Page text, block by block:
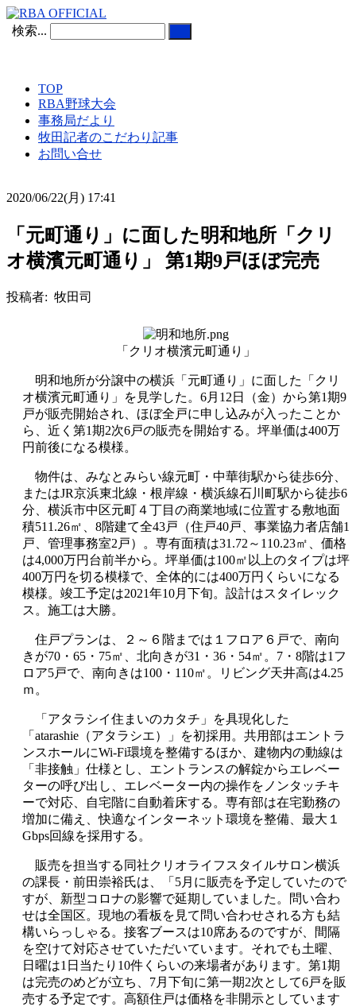
検索...
TOP
RBA野球大会
事務局だより
牧田記者のこだわり記事
お問い合せ
2020/06/22(月) 17:41
「元町通り」に面した明和地所「クリ
オ横濱元町通り」 第1期9戸ほぼ完売
投稿者: 牧田司
「クリオ横濱元町通り」
明和地所が分譲中の横浜「元町通り」に面した「クリ
オ横濱元町通り」を見学した。6月12日（金）から第1期9
戸が販売開始され、ほぼ全戸に申し込みが入ったことか
ら、近く第1期2次6戸の販売を開始する。坪単価は400万
円前後になる模様。
物件は、みなとみらい線元町・中華街駅から徒歩6分、
またはJR京浜東北線・根岸線・横浜線石川町駅から徒歩6
分、横浜市中区元町４丁目の商業地域に位置する敷地面
積511.26㎡、8階建て全43戸（住戸40戸、事業協力者店舗1
戸、管理事務室2戸）。専有面積は31.72～110.23㎡、価格
は4,000万円台前半から。坪単価は100㎡以上のタイプは坪
400万円を切る模様で、全体的には400万円くらいになる
模様。竣工予定は2021年10月下旬。設計はスタイレック
ス。施工は大勝。
住戸プランは、２～６階までは１フロア６戸で、南向
きが70・65・75㎡、北向きが31・36・54㎡。7・8階は1フ
ロア5戸で、南向きは100・110㎡。リビング天井高は4.25
ｍ。
「アタラシイ住まいのカタチ」を具現化した
「atarashie（アタラシエ）」を初採用。共用部はエントラ
ンスホールにWi-Fi環境を整備するほか、建物内の動線は
「非接触」仕様とし、エントランスの解錠からエレベー
ターの呼び出し、エレベーター内の操作をノンタッチキ
ーで対応、自宅階に自動着床する。専有部は在宅勤務の
増加に備え、快適なインターネット環境を整備、最大１
Gbps回線を採用する。
販売を担当する同社クリオライフスタイルサロン横浜
の課長・前田崇裕氏は、「5月に販売を予定していたので
すが、新型コロナの影響で延期していました。問い合わ
せは全国区。現地の看板を見て問い合わせされる方も結
構いらっしゃる。接客ブースは10席あるのですが、間隔
を空けて対応させていただいています。それでも土曜、
日曜は1日当たり10件くらいの来場者があります。第1期
は完売のめどが立ち、7月下旬に第一期2次として6戸を販
売する予定です。高額住戸は価格を非開示としています